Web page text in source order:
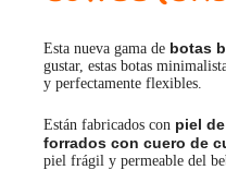
Esta nueva gama de botas
gustar, estas botas
y perfectamente flexibles.
Están fabricados con piel
forrados con cuero de
piel frágil y permeable del